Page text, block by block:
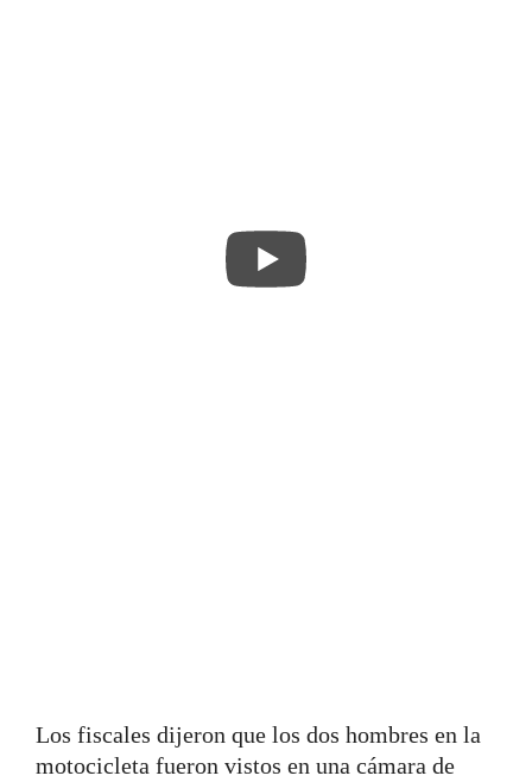
Los fiscales dijeron que los dos hombres en la
motocicleta fueron vistos en una cámara de